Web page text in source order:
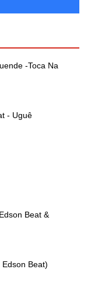
-Toca Na
- Uguê
Beat &
Beat)